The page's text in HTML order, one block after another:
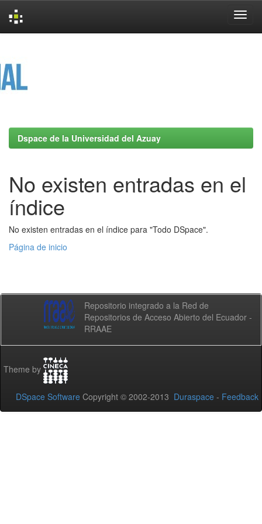
Dspace de la Universidad del Azuay
No existen entradas en el
índice
No existen entradas en el índice para "Todo DSpace".
Página de inicio
Repositorio integrado a la Red de
Repositorios de Acceso Abierto del Ecuador -
RRAAE
Theme by
DSpace Software Copyright © 2002-2013 Duraspace - Feedback